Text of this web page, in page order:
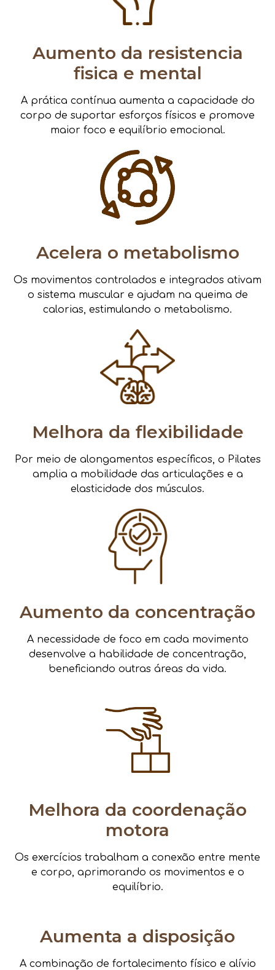
Aumento da resistencia
fisica e mental
A prática contínua aumenta a capacidade do
corpo de suportar esforços físicos e promove
maior foco e equilíbrio emocional.
Acelera o metabolismo
Os movimentos controlados e integrados ativam
o sistema muscular e ajudam na queima de
calorias, estimulando o metabolismo.
Melhora da flexibilidade
Por meio de alongamentos específicos, o Pilates
amplia a mobilidade das articulações e a
elasticidade dos músculos.
Aumento da concentração
A necessidade de foco em cada movimento
desenvolve a habilidade de concentração,
beneficiando outras áreas da vida.
Melhora da coordenação
motora
Os exercícios trabalham a conexão entre mente
e corpo, aprimorando os movimentos e o
equilíbrio.
Aumenta a disposição
A combinação de fortalecimento físico e alívio